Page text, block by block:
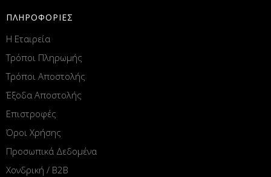
ΠΛΗΡΟΦΟΡΙΕΣ
Η Εταιρεία
Τρόποι Πληρωμής
Τρόποι Αποστολής
Έξοδα Αποστολής
Επιστροφές
Όροι Χρήσης
Προσωπικά Δεδομένα
Χονδρική / B2B